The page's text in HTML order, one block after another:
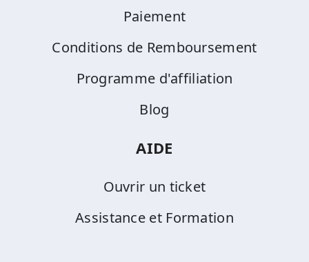
Paiement
Conditions de Remboursement
Programme d'affiliation
Blog
AIDE
Ouvrir un ticket
Assistance et Formation